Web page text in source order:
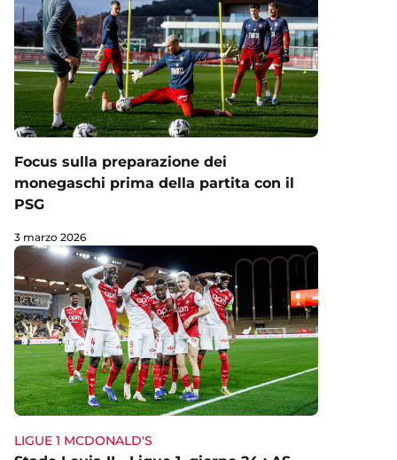
Focus sulla preparazione dei
monegaschi prima della partita con il
PSG
3 marzo 2026
LIGUE 1 MCDONALD'S